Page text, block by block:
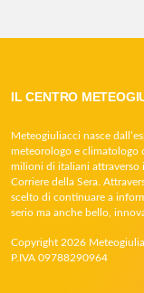
IL CENTRO
Meteogiuliacci nasce
meteorologo e climatologo
milioni di italiani attraverso
Corriere della Sera.
scelto di continuare a
serio ma anche bello,
Copyright 2026
P.IVA 09788290964